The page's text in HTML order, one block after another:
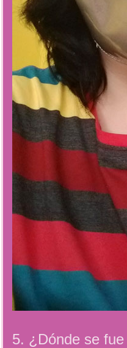
5. ¿Dónde se